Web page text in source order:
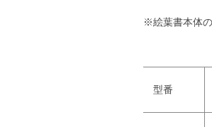
※絵葉書本体
型番